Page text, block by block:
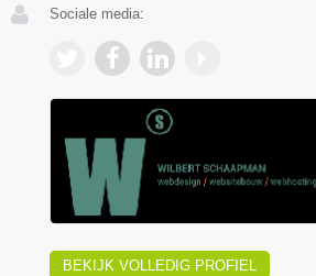
Sociale media:
BEKIJK VOLLEDIG PROFIEL